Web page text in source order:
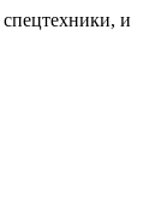
спецтехники, и